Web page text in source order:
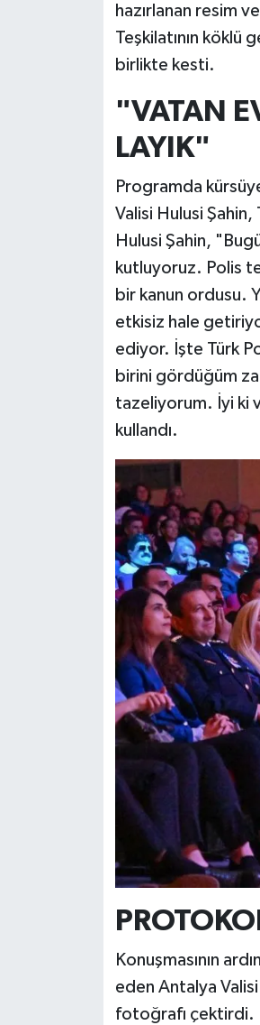
hazırlanan resim
Teşkilatının köklü
birlikte kesti.
"VATAN
LAYIK"
Programda
Valisi Hulusi
Hulusi Şahin,
kutluyoruz. Polis
bir kanun ordusu.
etkisiz hale
ediyor. İşte Türk
birini gördüğüm
tazeliyorum. İyi ki
kullandı.
Konuşmasının
eden Antalya
fotoğrafı çektirdi.